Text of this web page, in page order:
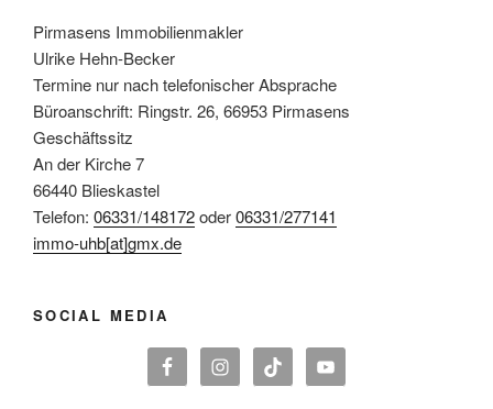
Pirmasens Immobilienmakler
Ulrike Hehn-Becker
Termine nur nach telefonischer Absprache
Büroanschrift: Ringstr. 26, 66953 Pirmasens
Geschäftssitz
An der Kirche 7
66440 Blieskastel
Telefon: 06331/148172oder06331/277141
immo-uhb[at]gmx.de
SOCIAL MEDIA